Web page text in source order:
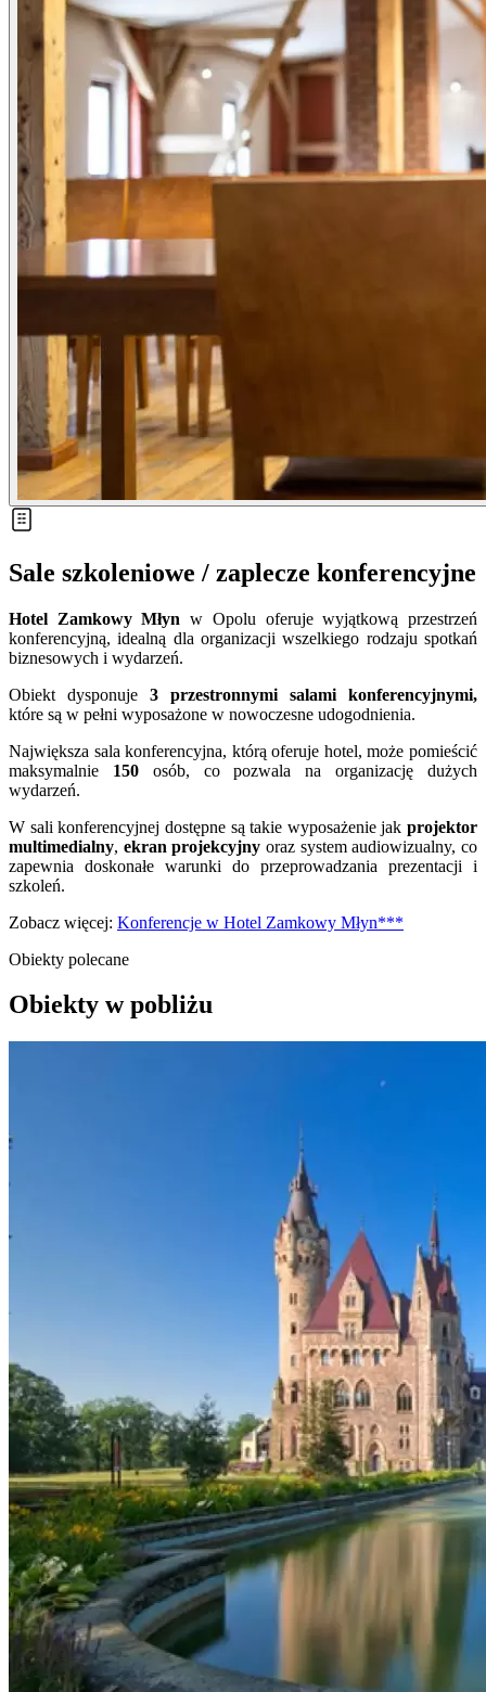
Sale szkoleniowe / zaplecze konferencyjne
Hotel Zamkowy Młyn w Opolu oferuje wyjątkową przestrzeń
konferencyjną, idealną dla organizacji wszelkiego rodzaju spotkań
biznesowych i wydarzeń.
Obiekt dysponuje 3 przestronnymi salami konferencyjnymi,
które są w pełni wyposażone w nowoczesne udogodnienia.
Największa sala konferencyjna, którą oferuje hotel, może pomieścić
maksymalnie 150osób, co pozwala na organizację dużych
wydarzeń.
W sali konferencyjnej dostępne są takie wyposażenie jak projektor
multimedialny, ekran projekcyjny oraz system audiowizualny, co
zapewnia doskonałe warunki do przeprowadzania prezentacji i
szkoleń.
Zobacz więcej: Konferencje w Hotel Zamkowy Młyn***
Obiekty polecane
Obiekty w pobliżu